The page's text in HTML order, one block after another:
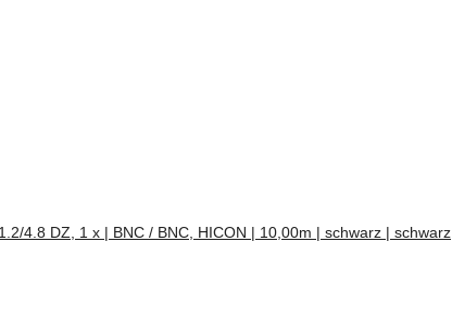
4.8 DZ, 1 x | BNC / BNC, HICON | 10,00m | schwarz | schwarz